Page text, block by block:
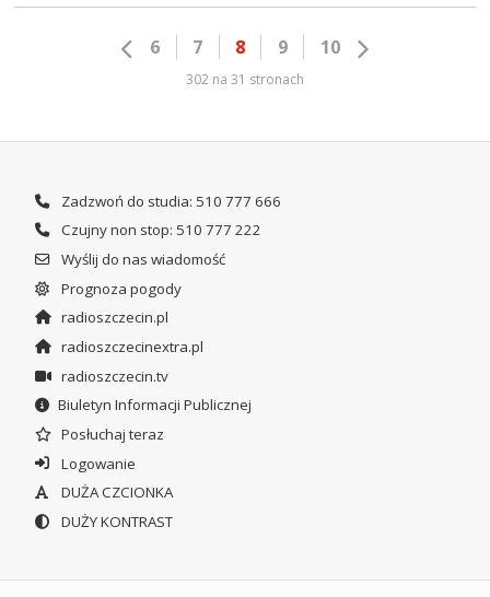
6 7 8 9 10
302 na 31 stronach
Zadzwoń do studia: 510 777 666
Czujny non stop: 510 777 222
Wyślij do nas wiadomość
Prognoza pogody
radioszczecin.pl
radioszczecinextra.pl
radioszczecin.tv
Biuletyn Informacji Publicznej
Posłuchaj teraz
Logowanie
DUŻA CZCIONKA
DUŻY KONTRAST